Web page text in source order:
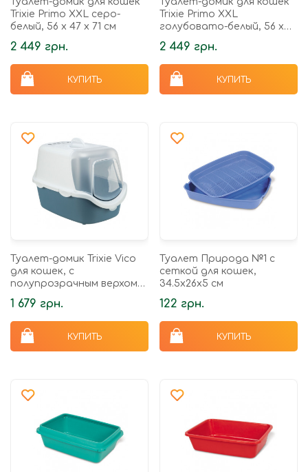
Trixie Primo XXL серо-
белый, 56 х 47 х 71 см
2 449 грн.
КУПИТЬ
Trixie Primo XXL
голубовато-белый, 56 х
47 х 71 см
2 449 грн.
КУПИТЬ
Туалет-домик Trixie Vico
для кошек, с
полупрозрачным верхом
40 х 40 х 56 см голубой/
белый
1 679 грн.
КУПИТЬ
Туалет Природа №1 с
сеткой для кошек,
34.5х26х5 см
122 грн.
КУПИТЬ